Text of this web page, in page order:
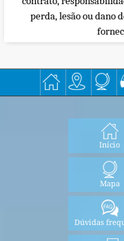
perda, lesão ou dano
Início
Mapa
Dúvidas